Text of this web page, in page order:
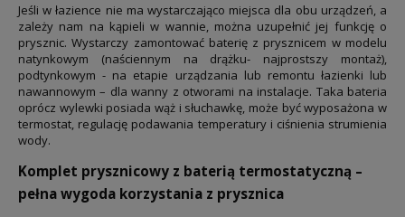
Jeśli w łazience nie ma wystarczająco miejsca dla obu urządzeń, a
zależy nam na kąpieli w wannie, można uzupełnić jej funkcję o
prysznic. Wystarczy zamontować baterię z prysznicem w modelu
natynkowym (naściennym na drążku- najprostszy montaż),
podtynkowym - na etapie urządzania lub remontu łazienki lub
nawannowym – dla wanny z otworami na instalacje. Taka bateria
oprócz wylewki posiada wąż i słuchawkę, może być wyposażona w
termostat, regulację podawania temperatury i ciśnienia strumienia
wody.
Komplet prysznicowy z baterią termostatyczną –
pełna wygoda korzystania z prysznica